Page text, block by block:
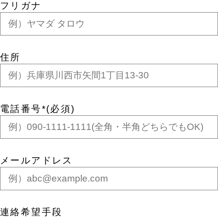
フリガナ
住所
電話番号*(必須)
メールアドレス
連絡希望手段